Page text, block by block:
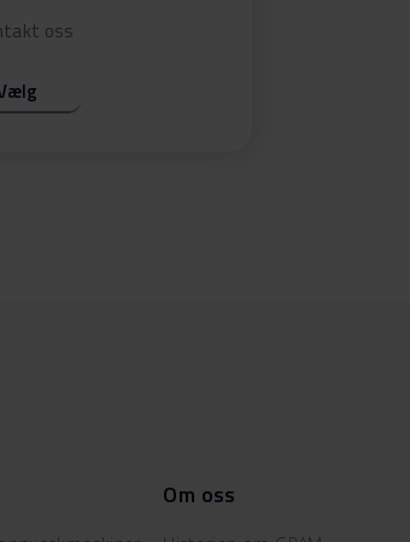
oss
Om oss